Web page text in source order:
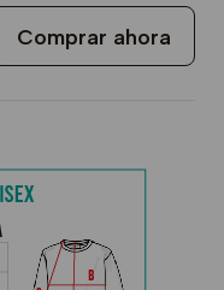
Comprar ahora